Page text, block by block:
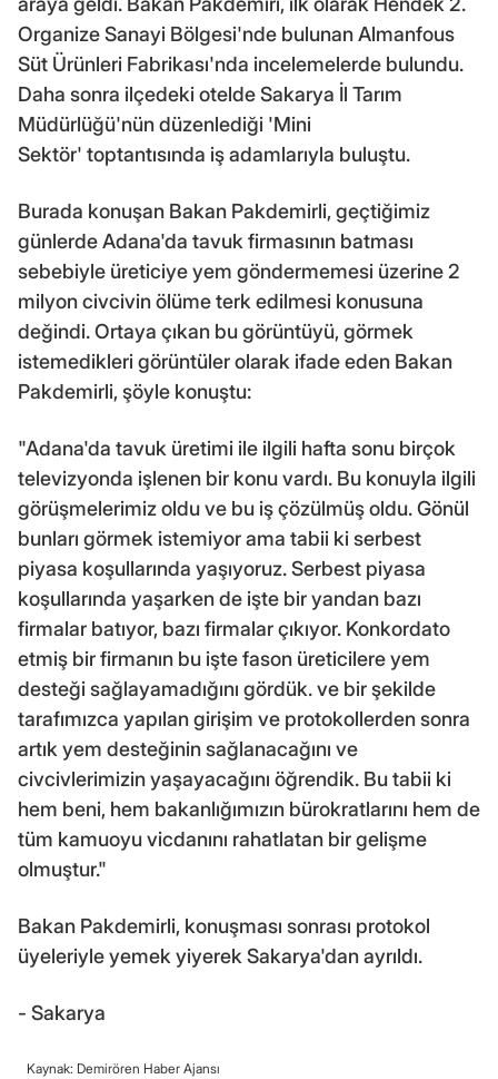
Organize Sanayi Bölgesi'nde bulunan Almanfous
Süt Ürünleri Fabrikası'nda incelemelerde bulundu.
Daha sonra ilçedeki otelde Sakarya İl Tarım
Müdürlüğü'nün düzenlediği 'Mini
Sektör' toptantısında iş adamlarıyla buluştu.
Burada konuşan Bakan Pakdemirli, geçtiğimiz
günlerde Adana'da tavuk firmasının batması
sebebiyle üreticiye yem göndermemesi üzerine 2
milyon civcivin ölüme terk edilmesi konusuna
değindi. Ortaya çıkan bu görüntüyü, görmek
istemedikleri görüntüler olarak ifade eden Bakan
Pakdemirli, şöyle konuştu:
"Adana'da tavuk üretimi ile ilgili hafta sonu birçok
televizyonda işlenen bir konu vardı. Bu konuyla ilgili
görüşmelerimiz oldu ve bu iş çözülmüş oldu. Gönül
bunları görmek istemiyor ama tabii ki serbest
piyasa koşullarında yaşıyoruz. Serbest piyasa
koşullarında yaşarken de işte bir yandan bazı
firmalar batıyor, bazı firmalar çıkıyor. Konkordato
etmiş bir firmanın bu işte fason üreticilere yem
desteği sağlayamadığını gördük. ve bir şekilde
tarafımızca yapılan girişim ve protokollerden sonra
artık yem desteğinin sağlanacağını ve
civcivlerimizin yaşayacağını öğrendik. Bu tabii ki
hem beni, hem bakanlığımızın bürokratlarını hem de
tüm kamuoyu vicdanını rahatlatan bir gelişme
olmuştur."
Bakan Pakdemirli, konuşması sonrası protokol
üyeleriyle yemek yiyerek Sakarya'dan ayrıldı.
- Sakarya
Kaynak: Demirören Haber Ajansı